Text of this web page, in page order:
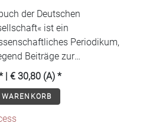
der Deutschen
ist ein
Periodikum,
Beiträge zur
Literatur von der
bis zur Gegenwart
Diese Zeitspanne entspricht
des Deutschen
Marbach, das von der
| € 30,80 (A) *